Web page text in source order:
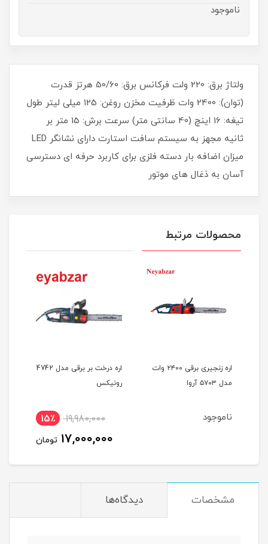
ناموجود
ولتاژ برق: 220 ولت فرکانس برق: 50/60 هرتز قدرت
(توان): 2400 وات ظرفیت مخزن روغن: 125 میلی لیتر طول
تیغه: 16 اینچ (40 سانتی متر) سرعت برش: 15 متر بر
ثانیه مجهز به سیستم سافت استارت دارای نشانگر LED
میزان اضافه بار دسته فلزی برای کاربرد حرفه ای دسترسی
آسان به ذغال های موتور
محصولات مرتبط
اره زنجیری برقی ۲۴۰۰ وات
مدل ۵۷۰۳ آروا
ناموجود
اره درخت بر برقی مدل 4742
رونیکس
19,980,000 15٪
17,000,000 تومان
مشخصات دیدگاه‌ها